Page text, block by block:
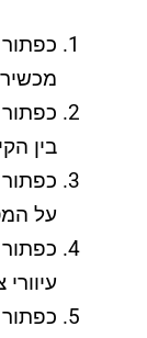
בין
על
כפתור